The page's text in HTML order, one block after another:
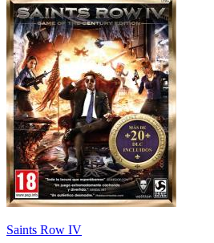
Saints Row IV